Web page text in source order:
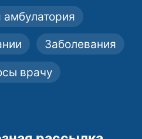
Заболевания
врачу